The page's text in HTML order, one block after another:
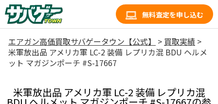
無料査定を申し込む
エアガン高価買取サバゲータウン【公式】 > 買取実績 >
米軍放出品 アメリカ軍 LC-2 装備 レプリカ混 BDU ヘルメ
ット マガジンポーチ #S-17667
米軍放出品 アメリカ軍 LC-2 装備 レプリカ混